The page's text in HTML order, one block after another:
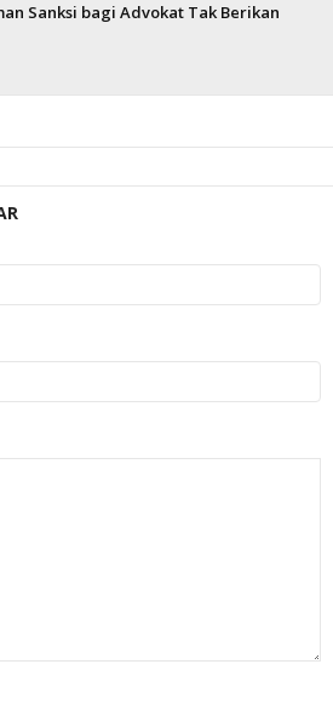
Sanksi bagi Advokat Tak Berikan